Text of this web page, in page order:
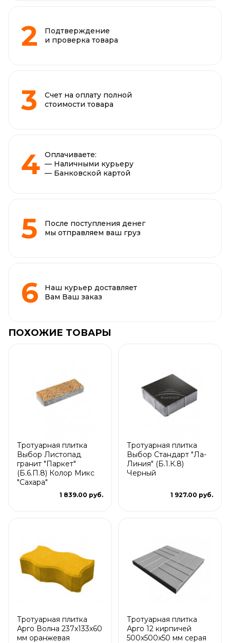
Подтверждение
и проверка товара
Счет на оплату полной
стоимости товара
Оплачиваете:
— Наличными курьеру
— Банковской картой
После поступления денег
мы отправляем ваш груз
Наш курьер доставляет
Вам Ваш заказ
ПОХОЖИЕ ТОВАРЫ
Тротуарная плитка
Выбор Листопад
гранит "Паркет"
(Б.6.П.8) Колор Микс
"Сахара"
1 839.00 руб.
Тротуарная плитка
Выбор Стандарт "Ла-
Линия" (Б.1.К.8)
Черный
1 927.00 руб.
Тротуарная плитка
Арго Волна 237x133x60
мм оранжевая
Тротуарная плитка
Арго 12 кирпичей
500x500x50 мм серая